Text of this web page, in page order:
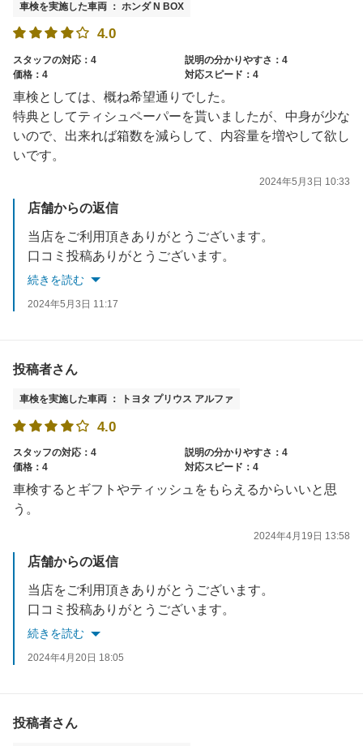
車検を実施した車両 ： ホンダ N BOX
4.0
スタッフの対応：4
説明の分かりやすさ：4
価格：4
対応スピード：4
車検としては、概ね希望通りでした。
特典としてティシュペーパーを貰いましたが、中身が少な
いので、出来れば箱数を減らして、内容量を増やして欲し
いです。
2024年5月3日 10:33
店舗からの返信
当店をご利用頂きありがとうございます。
口コミ投稿ありがとうございます。
貴重なご意見ありがとうございます。
続きを読む
2024年5月3日 11:17
投稿者さん
車検を実施した車両 ： トヨタ プリウス アルファ
4.0
スタッフの対応：4
説明の分かりやすさ：4
価格：4
対応スピード：4
車検するとギフトやティッシュをもらえるからいいと思
う。
2024年4月19日 13:58
店舗からの返信
当店をご利用頂きありがとうございます。
口コミ投稿ありがとうございます。
多数のお客様から特典についてお喜びいただいております。
続きを読む
2024年4月20日 18:05
投稿者さん